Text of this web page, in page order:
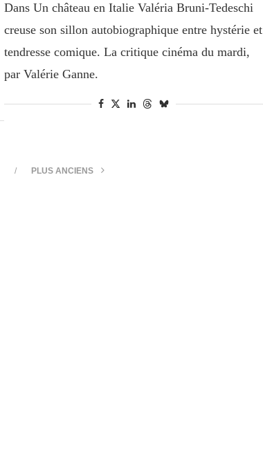
Dans Un château en Italie Valéria Bruni-Tedeschi
creuse son sillon autobiographique entre hystérie et
tendresse comique. La critique cinéma du mardi,
par Valérie Ganne.
PLUS ANCIENS